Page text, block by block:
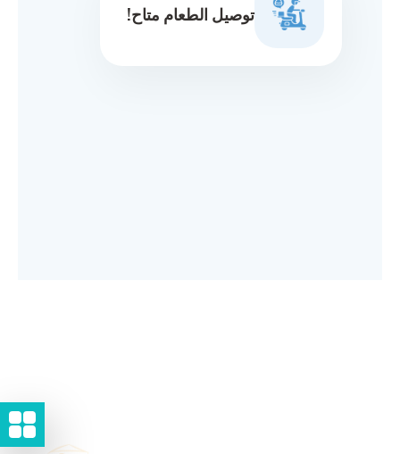
توصيل الطعام متاح!